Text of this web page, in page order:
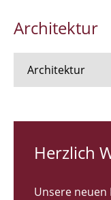
Architektur
Architektur
RUNDGANG
Herzlich
Unsere